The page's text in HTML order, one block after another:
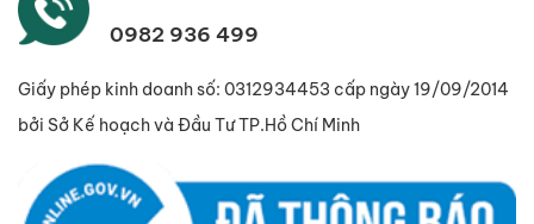
0982 936 499
Giấy phép kinh doanh số: 0312934453 cấp ngày 19/09/2014
bởi Sở Kế hoạch và Đầu Tư TP.Hồ Chí Minh